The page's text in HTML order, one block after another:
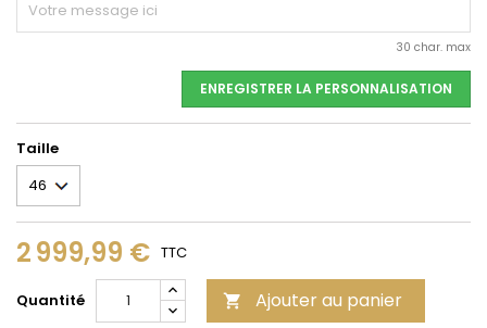
30 char. max
ENREGISTRER LA PERSONNALISATION
Taille
2 999,99 € TTC
Quantité  Ajouter au panier